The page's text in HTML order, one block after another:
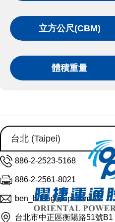
立方公尺(CBM)
體積重量
886-2-2523-5168
886-2-2561-8021
ben_huang@opl.com.tw
台北市中正區衡陽路51號B1